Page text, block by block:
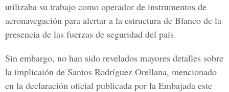
utilizaba su trabajo como operador de instrumentos de
aeronavegación para alertar a la estructura de Blanco de la
presencia de las fuerzas de seguridad del país.
Sin embargo, no han sido revelados mayores detalles sobre
la implicaión de Santos Rodríguez Orellana, mencionado
en la declaración oficial publicada por la Embajada este